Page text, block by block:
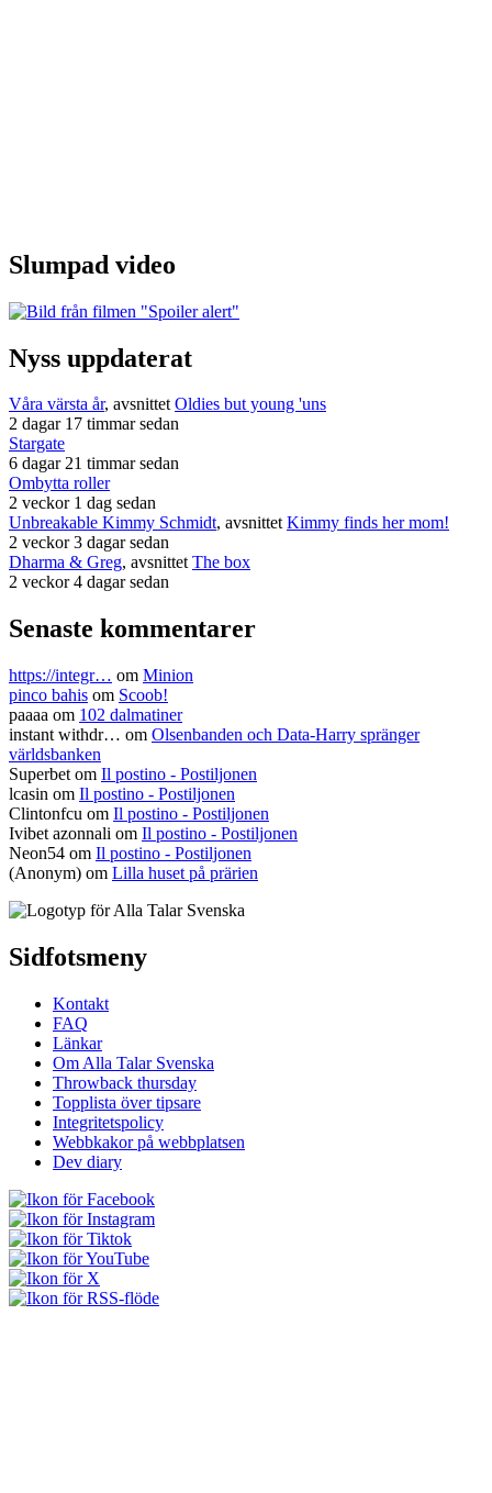
Slumpad video
Nyss uppdaterat
Våra värsta år, avsnittetOldies but young 'uns
2 dagar 17 timmar sedan
Stargate
6 dagar 21 timmar sedan
Ombytta roller
2 veckor 1 dag sedan
Unbreakable Kimmy Schmidt, avsnittetKimmy finds her mom!
2 veckor 3 dagar sedan
Dharma & Greg, avsnittetThe box
2 veckor 4 dagar sedan
Senaste kommentarer
https://integr… om Minion
pinco bahis om Scoob!
paaaa om 102 dalmatiner
instant withdr… om Olsenbanden och Data-Harry spränger
världsbanken
Superbet om Il postino - Postiljonen
lcasin om Il postino - Postiljonen
Clintonfcu om Il postino - Postiljonen
Ivibet azonnali om Il postino - Postiljonen
Neon54 om Il postino - Postiljonen
(Anonym) om Lilla huset på prärien
Sidfotsmeny
Kontakt
FAQ
Länkar
Om Alla Talar Svenska
Throwback thursday
Topplista över tipsare
Integritetspolicy
Webbkakor på webbplatsen
Dev diary